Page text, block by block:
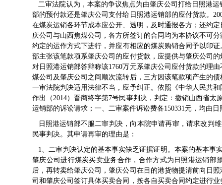
二审法院认为，本案的争议焦点为由肇庆公司打给日照港
部的预付款还是肇庆公司支付给日照港运销部的应付货款。
在煤炭运销各环节成本应公开、透明，及时通报各方；还约
庆公司与山西焦煤公司，各方所签订的合同均为本协议不可
约定的运作方式下进行，并应有相应的煤炭购销合同予以印
部主张该笔款项系肇庆公司的应付货款，应提供与肇庆公司
对日照港运销部答辩称该1760万元系肇庆公司应付货款的理
煤公司及肇庆公司之间顺次流转后，三方因该笔款项产生的
一审法院判决适用法律不当，应予纠正。依照《中华人民共
作出（2014）晋商终字第7号民事判决，判定：撤销山西省太
运销部的诉讼请求；一、二审案件诉讼费各150331元，均由
日照港运销部不服二审判决，向本院申请再审，请求改判
民事判决。其申请再审的理由是：
1、二审判决认定的基本事实缺乏证据证明。本案的基本事
肇庆公司进行煤炭买卖业务合作，合作方式为日照港运销
后，再转卖给肇庆公司，肇庆公司在目的港货物提清前向日
司和肇庆公司签订具体买卖合同，按各自买卖合同约定进行